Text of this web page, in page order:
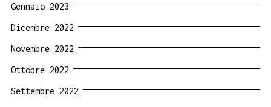
Gennaio 2023
Dicembre 2022
Novembre 2022
Ottobre 2022
Settembre 2022